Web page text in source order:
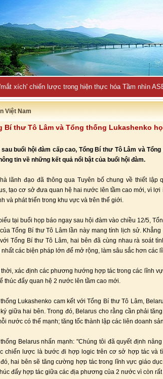
xích' chiến lược trong hiện thực hóa Tầm nhìn
Việt Nam
Bí thư Tô Lâm và Tổng thống Lukashenko
sau buổi hội đàm cấp cao, Tổng Bí thư Tô Lâm và
tin về những kết quả nổi bật của buổi hội đàm.
lãnh đạo đã thông qua Tuyên bố chung về thiết
tạo cơ sở đưa quan hệ hai nước lên tầm cao mới, vì
và phát triển trong khu vực và trên thế giới.
tại buổi họp báo ngay sau hội đàm vào chiều 12/5,
Tổng Bí thư Tô Lâm lần này mang tính lịch sử.
Tổng Bí thư Tô Lâm, hai bên đã cùng nhau rà soát
nhất các biện pháp lớn để mở rộng, làm sâu sắc hơn các
xác định các phương hướng hợp tác trong các lĩnh
thúc đẩy quan hệ 2 nước lên tầm cao mới.
Lukashenko cam kết với Tổng Bí thư Tô Lâm,
giữa hai bên. Trong đó, Belarus cho rằng cần phải
nước có thế mạnh; tăng tốc thành lập các liên doanh
Belarus nhấn mạnh: "Chúng tôi đã quyết định
chiến lược là bước đi hợp logic trên cơ sở hợp tác và
hai bên sẽ tăng cường hợp tác trong lĩnh vực giáo
đẩy hợp tác giữa các địa phương của 2 nước vì còn